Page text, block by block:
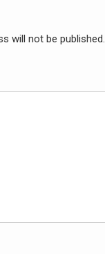
will not be published.